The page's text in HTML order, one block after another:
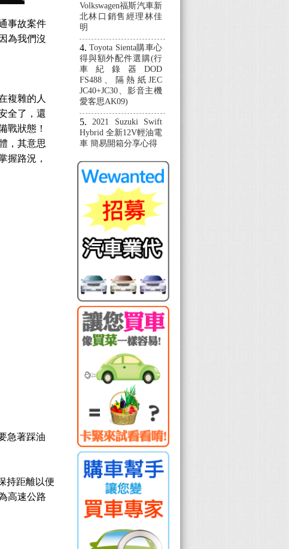
事故案件
為我們沒
複雜的人
全了，還
戰狀態！
，其意思
握路況，
急著踩油
持距離以便
高速公路
Volkswagen福斯汽車新
北林口銷售經理林佳
明
Toyota Sienta購車心
得與額外配件選購(行
車紀錄器DOD
FS488、隔熱紙JEC
JC40+JC30、影音主機
愛客思AK09)
2021 Suzuki Swift
Hybrid 全新12V輕油電
車 簡易開箱分享心得